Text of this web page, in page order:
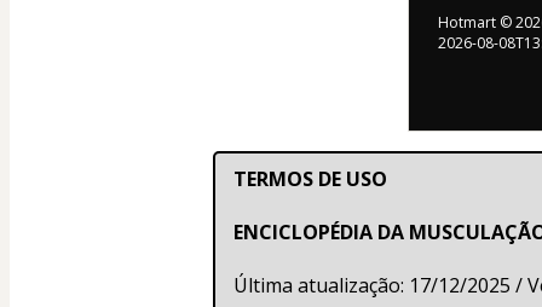
Hotmart ©
2026-08-
TERMOS DE USO
ENCICLOPÉDIA DA
Última atualização: 17/12/2025 /